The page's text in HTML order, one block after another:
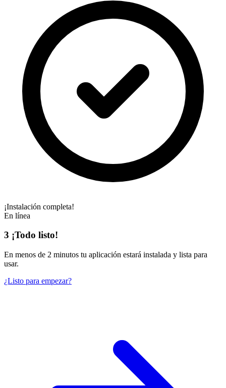
¡Instalación completa!
En línea
3 ¡Todo listo!
En menos de 2 minutos tu aplicación estará instalada y lista para
usar.
¿Listo para empezar?